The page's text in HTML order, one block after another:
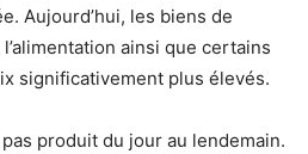
Aujourd’hui, les biens de
ainsi que certains
significativement plus élevés.
produit du jour au lendemain.